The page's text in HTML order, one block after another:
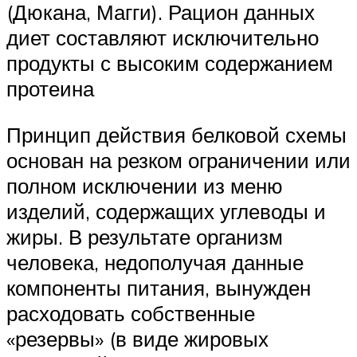
(Дюкана, Магги). Рацион данных
диет составляют исключительно
продукты с высоким содержанием
протеина
Принцип действия белковой схемы
основан на резком ограничении или
полном исключении из меню
изделий, содержащих углеводы и
жиры. В результате организм
человека, недополучая данные
компоненты питания, вынужден
расходовать собственные
«резервы» (в виде жировых